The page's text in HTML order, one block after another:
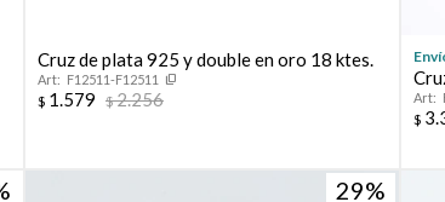
Cruz de plata 925 y double en oro 18 ktes.
F12511-F12511
$ 1.579 $2.256
$
29